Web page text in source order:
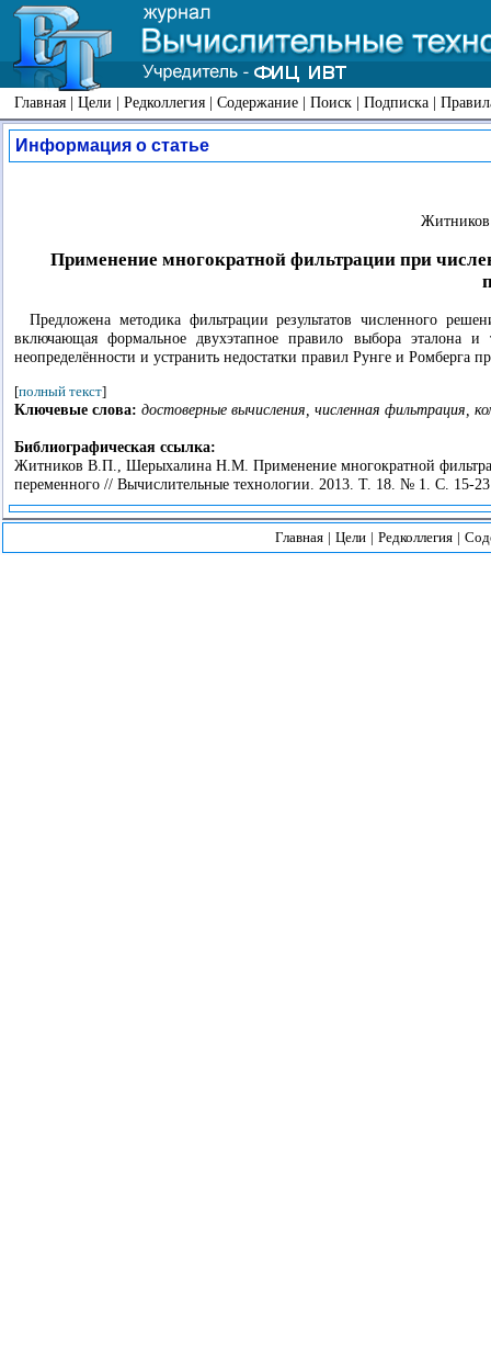
Главная | Цели | Редколлегия | Содержание | Поиск | Подписка |
Информация о статье
Применение многократной фильтрации при
Предложена методика фильтрации результатов численного
включающая формальное двухэтапное правило выбора эталона
неопределённости и устранить недостатки правил Рунге и Ромберга
[полный текст]
Ключевые слова: достоверные вычисления, численная фильтрация,
Библиографическая ссылка:
Житников В.П., Шерыхалина Н.М. Применение многократной
переменного // Вычислительные технологии. 2013. Т. 18. № 1. С. 15-23
Главная | Цели | Редколлегия |